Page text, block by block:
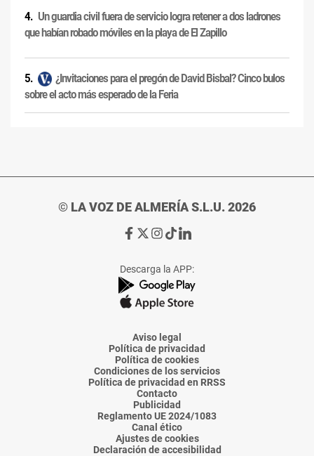
Un guardia civil fuera de servicio logra retener a dos ladrones
que habían robado móviles en la playa de El Zapillo
¿Invitaciones para el pregón de David Bisbal? Cinco bulos
sobre el acto más esperado de la Feria
© LA VOZ DE ALMERÍA S.L.U. 2026
Ir
de
La
Voz
Almería
Ir
de
La
Voz
Almería
Ir
de
La
Voz
Almería
Ir
de
La
Voz
Almería
Ir
de
La
Voz
Descarga la APP:
Aviso legal
Política de privacidad
Política de cookies
Condiciones de los servicios
Política de privacidad en RRSS
Contacto
Publicidad
Reglamento UE 2024/1083
Canal ético
Ajustes de cookies
Declaración de accesibilidad